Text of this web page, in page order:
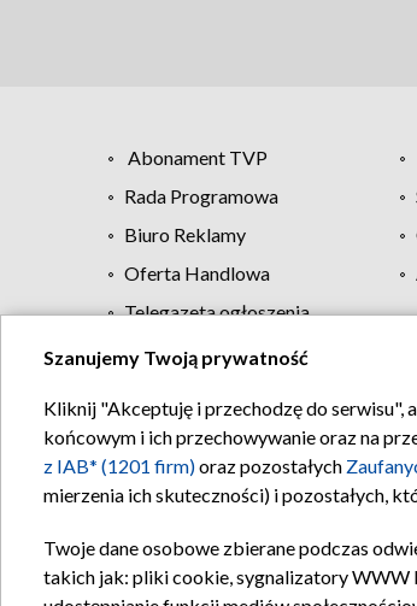
Abonament TVP
Rada Programowa
Biuro Reklamy
Oferta Handlowa
Telegazeta ogłoszenia
Szanujemy Twoją prywatność
Kliknij "Akceptuję i przechodzę do serwisu",
końcowym i ich przechowywanie oraz na
z IAB* (1201 firm)oraz pozostałych
mierzenia ich skuteczności) i pozostałych,
Twoje dane osobowe zbierane podczas
takich jak: pliki cookie, sygnalizatory WWW